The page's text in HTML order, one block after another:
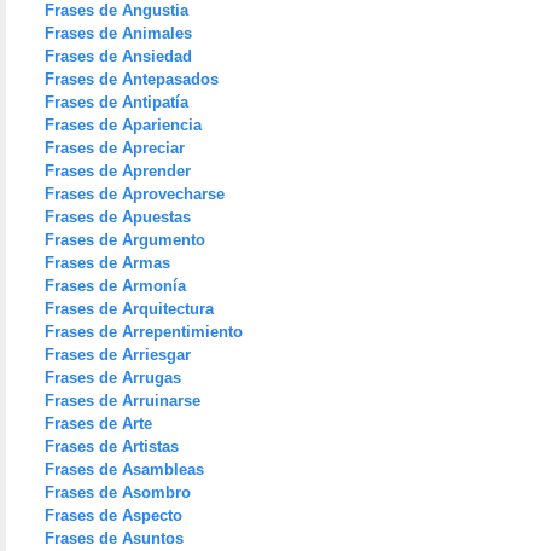
Frases de Angustia
Frases de Animales
Frases de Ansiedad
Frases de Antepasados
Frases de Antipatía
Frases de Apariencia
Frases de Apreciar
Frases de Aprender
Frases de Aprovecharse
Frases de Apuestas
Frases de Argumento
Frases de Armas
Frases de Armonía
Frases de Arquitectura
Frases de Arrepentimiento
Frases de Arriesgar
Frases de Arrugas
Frases de Arruinarse
Frases de Arte
Frases de Artistas
Frases de Asambleas
Frases de Asombro
Frases de Aspecto
Frases de Asuntos